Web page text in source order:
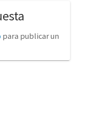
para publicar un